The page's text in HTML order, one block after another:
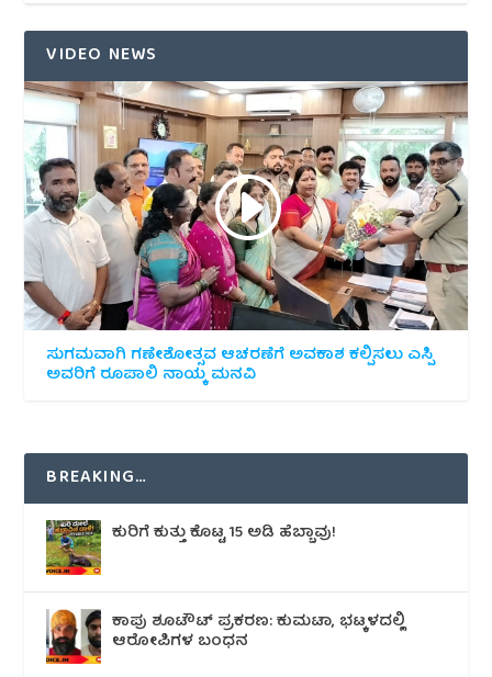
VIDEO NEWS
ಸುಗಮವಾಗಿ ಗಣೇಶೋತ್ಸವ ಆಚರಣೆಗೆ ಅವಕಾಶ ಕಲ್ಪಿಸಲು ಎಸ್ಪಿ
ಅವರಿಗೆ ರೂಪಾಲಿ ನಾಯ್ಕ ಮನವಿ
BREAKING…
ಕುರಿಗೆ ಕುತ್ತು ಕೊಟ್ಟ 15 ಅಡಿ ಹೆಬ್ಬಾವು!
ಕಾಪು ಶೂಟೌಟ್‌ ಪ್ರಕರಣ: ಕುಮಟಾ, ಭಟ್ಕಳದಲ್ಲಿ
ಆರೋಪಿಗಳ ಬಂಧನ